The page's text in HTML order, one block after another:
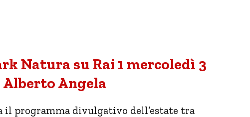
Natura su Rai 1 mercoledì 3
Alberto Angela
il programma divulgativo dell’estate tra